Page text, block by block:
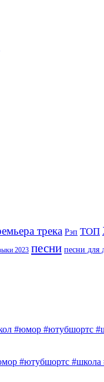
трека Рэп ТОП
2023 песни песни для
#юмор #ютубшортс
#ютубшортс